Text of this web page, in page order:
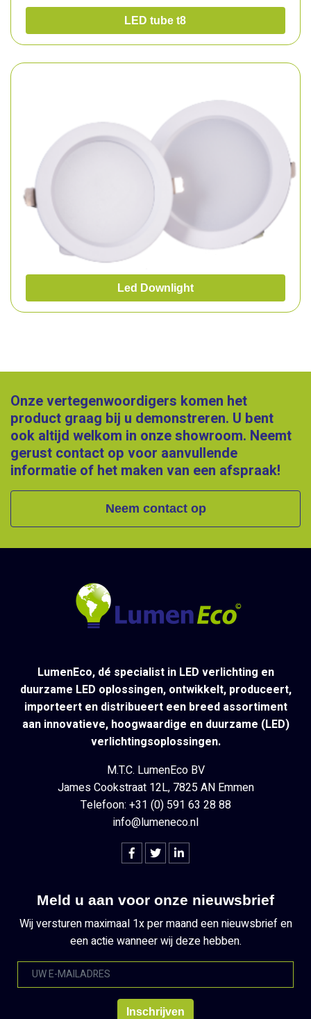
LED tube t8
Led Downlight
Onze vertegenwoordigers komen het
product graag bij u demonstreren. U bent
ook altijd welkom in onze showroom. Neemt
gerust contact op voor aanvullende
informatie of het maken van een afspraak!
Neem contact op
LumenEco, dé specialist in LED verlichting en
duurzame LED oplossingen, ontwikkelt, produceert,
importeert en distribueert een breed assortiment
aan innovatieve, hoogwaardige en duurzame (LED)
verlichtingsoplossingen.
M.T.C. LumenEco BV
James Cookstraat 12L, 7825 AN Emmen
Telefoon: +31 (0) 591 63 28 88
info@lumeneco.nl
Meld u aan voor onze nieuwsbrief
Wij versturen maximaal 1x per maand een nieuwsbrief en
een actie wanneer wij deze hebben.